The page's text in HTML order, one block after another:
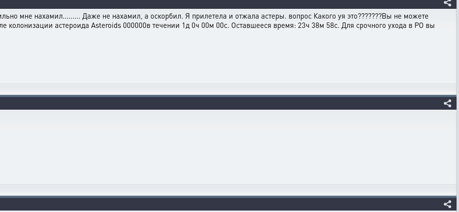
мне нахамил......... Даже не нахамил, а оскорбил. Я прилетела и отжала астеры. вопрос Какого уя это???????Вы не можете
колонизации астероида Asteroids 000000в течении 1д 0ч 00м 00с. Оставшееся время: 23ч 38м 58с. Для срочного ухода в РО вы